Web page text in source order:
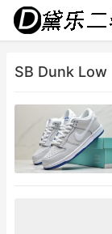
SB Dunk Low